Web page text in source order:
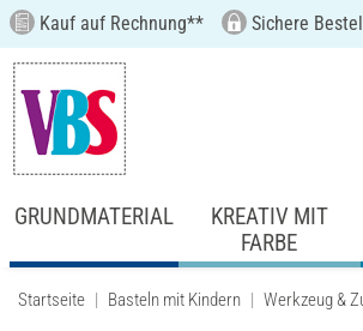
Kauf auf Rechnung** Sichere
GRUNDMATERIAL
KREATIV MIT
FARBE
Startseite Basteln mit Kindern Werkzeug &